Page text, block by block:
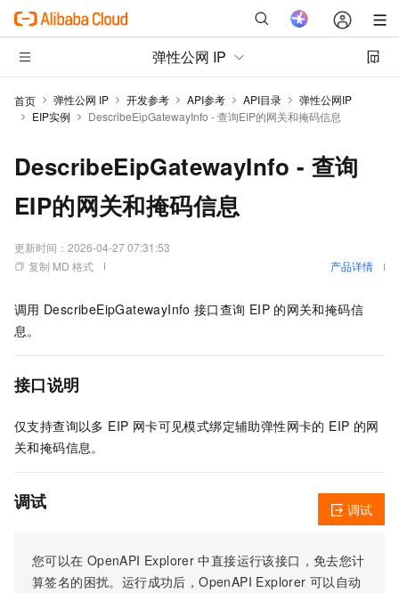
弹性公网 IP
首页 弹性公网 IP 开发参考 API参考 API目录
弹性公网IP
EIP实例
DescribeEipGatewayInfo - 查询EIP的网关和掩码信息
DescribeEipGatewayInfo - 查询
EIP的网关和掩码信息
更新时间： 2026-04-27 07:31:53
复制 MD 格式
产品详情
调用 DescribeEipGatewayInfo 接口查询 EIP 的网关和掩码信
息。
接口说明
仅支持查询以多 EIP 网卡可见模式绑定辅助弹性网卡的 EIP 的网
关和掩码信息。
调试
您可以在 OpenAPI Explorer 中直接运行该接口，免去您计
算签名的困扰。运行成功后，OpenAPI Explorer 可以自动
调试